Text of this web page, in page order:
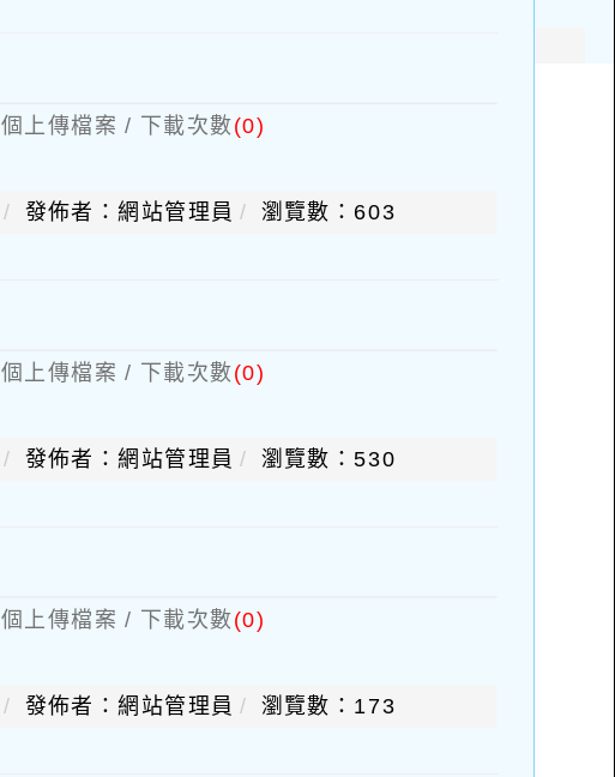
個上傳檔案 / 下載次數(0)
發佈者：網站管理員 瀏覽數：603
個上傳檔案 / 下載次數(0)
發佈者：網站管理員 瀏覽數：530
個上傳檔案 / 下載次數(0)
發佈者：網站管理員 瀏覽數：173